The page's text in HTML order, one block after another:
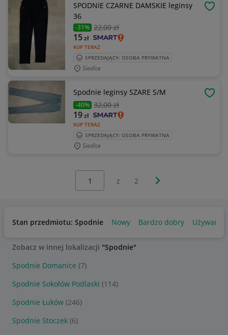
SPODNIE CZARNE DAMSKIE leginsy
36
-31% 22,00 zł
KUP TERAZ
15zł
SPRZEDAJĄCY: OSOBA PRYWATNA
Siedlce
Spodnie leginsy SZARE S/M
-40% 32,00 zł
KUP TERAZ
19zł
SPRZEDAJĄCY: OSOBA PRYWATNA
Siedlce
z 2 Następna strona
Stan przedmiotu: Spodnie Nowy Bardzo dobry Używany
Zobacz w innej lokalizacji "Spodnie"
Spodnie Domanice (7)
Spodnie Sokołów Podlaski (114)
Spodnie Łuków (246)
Spodnie Stoczek (6)